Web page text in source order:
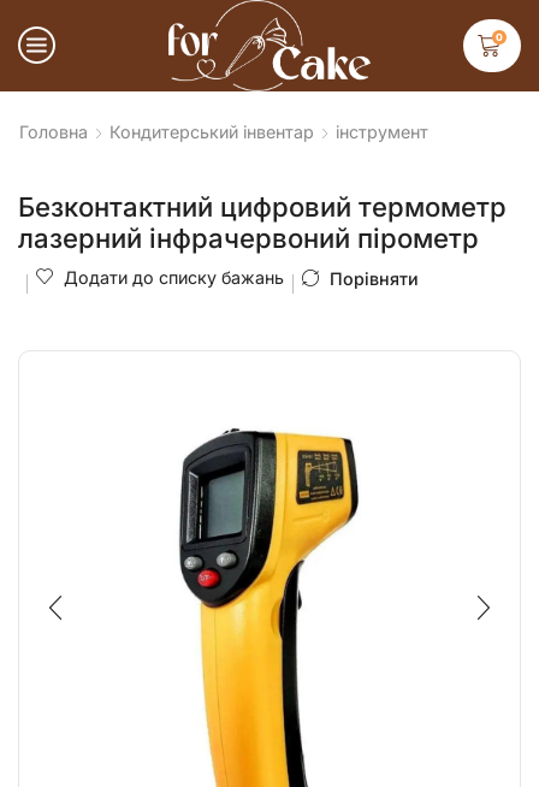
0
Головна Кондитерський інвентар інструмент
Безконтактний цифровий термометр
лазерний інфрачервоний пірометр
Додати до списку бажань Порівняти